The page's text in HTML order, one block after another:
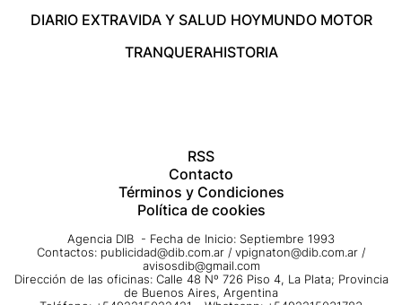
DIARIO EXTRAVIDA Y SALUD HOYMUNDO MOTOR
TRANQUERAHISTORIA
RSS
Contacto
Términos y Condiciones
Política de cookies
Agencia DIB - Fecha de Inicio: Septiembre 1993
Contactos: publicidad@dib.com.ar / vpignaton@dib.com.ar /
avisosdib@gmail.com
Dirección de las oficinas: Calle 48 Nº 726 Piso 4, La Plata; Provincia
de Buenos Aires, Argentina